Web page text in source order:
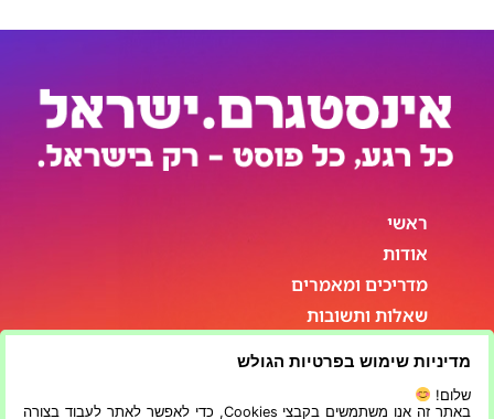
ראשי
אודות
מדריכים ומאמרים
שאלות ותשובות
מדיניות שימוש בפרטיות הגולש
שלום!
באתר זה אנו משתמשים בקבצי Cookies, כדי לאפשר לאתר לעבוד בצורה